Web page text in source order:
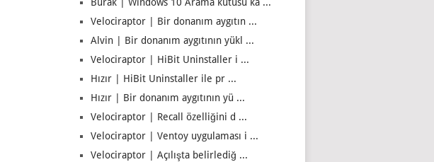
Velociraptor | Bir donanım aygıtın ...
Alvin | Bir donanım aygıtının yükl ...
Velociraptor | HiBit Uninstaller i ...
Hızır | HiBit Uninstaller ile pr ...
Hızır | Bir donanım aygıtının yü ...
Velociraptor | Recall özelliğini d ...
Velociraptor | Ventoy uygulaması i ...
Velociraptor | Açılışta belirlediğ ...